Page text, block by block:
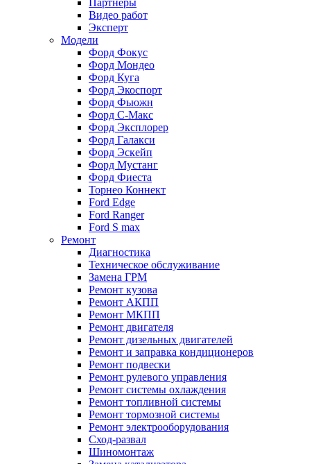
Партнёры
Видео работ
Эксперт
Модели
Форд Фокус
Форд Мондео
Форд Куга
Форд Экоспорт
Форд Фьюжн
Форд С-Макс
Форд Эксплорер
Форд Галакси
Форд Эскейп
Форд Мустанг
Форд Фиеста
Торнео Коннект
Ford Edge
Ford Ranger
Ford S max
Ремонт
Диагностика
Техническое обслуживание
Замена ГРМ
Ремонт кузова
Ремонт АКПП
Ремонт МКПП
Ремонт двигателя
Ремонт дизельных двигателей
Ремонт и заправка кондиционеров
Ремонт подвески
Ремонт рулевого управления
Ремонт системы охлаждения
Ремонт топливной системы
Ремонт тормозной системы
Ремонт электрооборудования
Сход-развал
Шиномонтаж